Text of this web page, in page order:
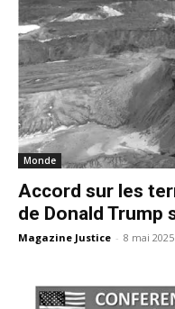
Monde
Accord sur les
de Donald Trump
Magazine Justice - 8 mai 2025